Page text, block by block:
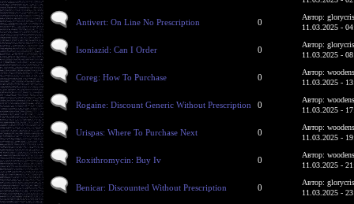
Antivert: On Line No Prescription 0
Автор:
11.03.2025 -
Isoniazid: Can I Order 0
Автор:
11.03.2025 -
Coreg: How To Purchase 0
Автор:
11.03.2025 -
Rogaine: Discount Generic Without Prescription 0
Автор:
11.03.2025 -
Urispas: Where To Purchase Next 0
Автор:
11.03.2025 -
Roxithromycin: Buy Iv 0
Автор:
11.03.2025 -
Benicar: Discounted Without Prescription 0
Автор:
11.03.2025 -